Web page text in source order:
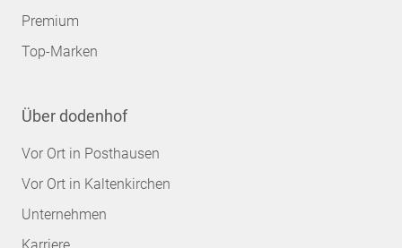
Premium
Top-Marken
Über dodenhof
Vor Ort in Posthausen
Vor Ort in Kaltenkirchen
Unternehmen